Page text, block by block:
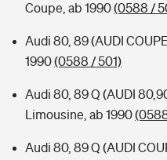
Coupe, ab 1990(0588 /
Audi 80, 89 (AUDI
1990(0588 / 501)
Audi 80, 89 Q (AUDI
Limousine, ab 1990
Audi 80, 89 Q (AUDI